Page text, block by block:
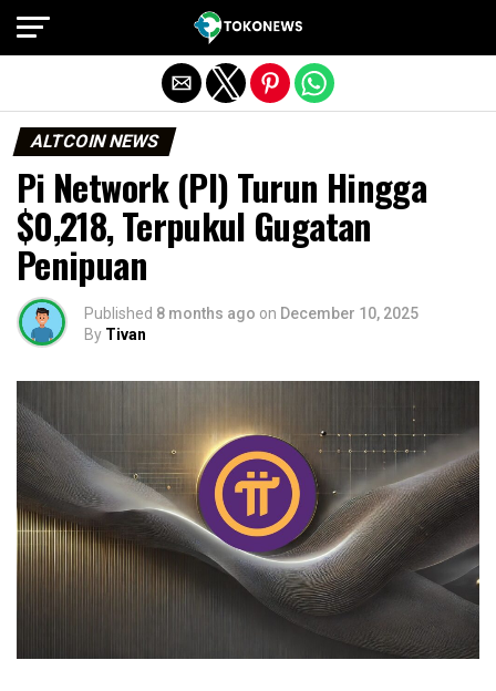
ALTCOIN NEWS
Pi Network (PI) Turun Hingga
$0,218, Terpukul Gugatan
Penipuan
Published 8 months ago on December 10, 2025
By Tivan
Exit mobile version